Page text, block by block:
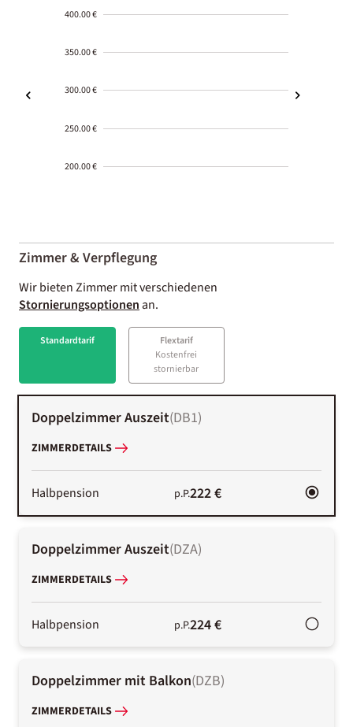
400.00 €
350.00 €
300.00 €
250.00 €
200.00 €
01-02
Zimmer & Verpflegung
Wir bieten Zimmer mit verschiedenen
Stornierungsoptionenan.
Standardtarif
Flextarif
Kostenfrei
stornierbar
Doppelzimmer Auszeit(DB1)
ZIMMERDETAILS
Halbpension p.P.222 €
Doppelzimmer Auszeit(DZA)
ZIMMERDETAILS
Halbpension p.P.224 €
Doppelzimmer mit Balkon(DZB)
ZIMMERDETAILS